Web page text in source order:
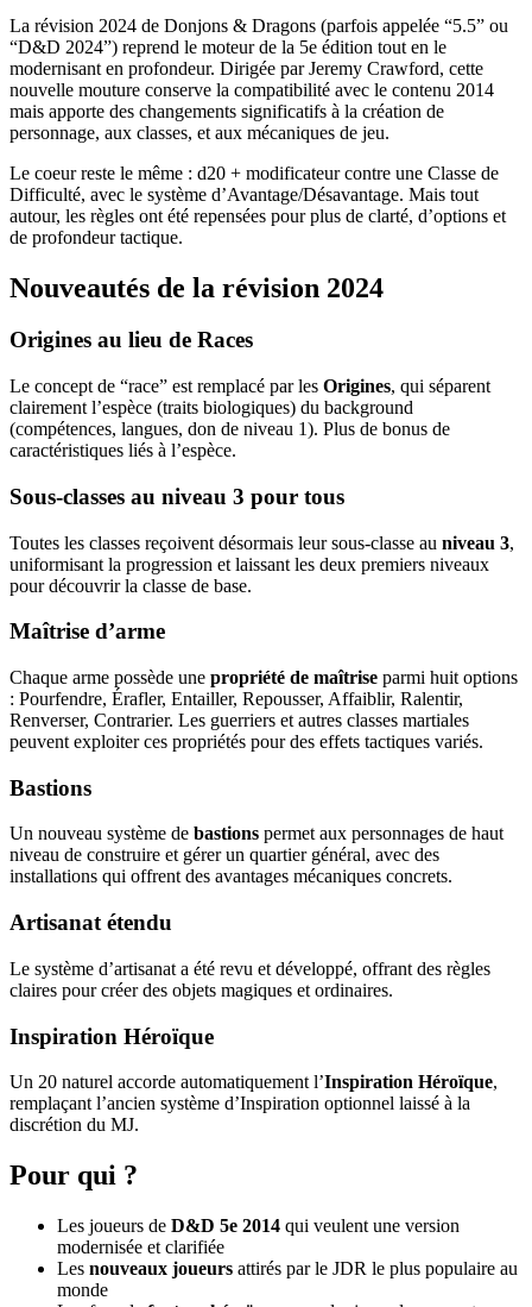
La révision 2024 de Donjons & Dragons (parfois appelée “5.5” ou
“D&D 2024”) reprend le moteur de la 5e édition tout en le
modernisant en profondeur. Dirigée par Jeremy Crawford, cette
nouvelle mouture conserve la compatibilité avec le contenu 2014
mais apporte des changements significatifs à la création de
personnage, aux classes, et aux mécaniques de jeu.
Le coeur reste le même : d20 + modificateur contre une Classe de
Difficulté, avec le système d’Avantage/Désavantage. Mais tout
autour, les règles ont été repensées pour plus de clarté, d’options et
de profondeur tactique.
Nouveautés de la révision 2024
Origines au lieu de Races
Le concept de “race” est remplacé par les Origines, qui séparent
clairement l’espèce (traits biologiques) du background
(compétences, langues, don de niveau 1). Plus de bonus de
caractéristiques liés à l’espèce.
Sous-classes au niveau 3 pour tous
Toutes les classes reçoivent désormais leur sous-classe au niveau 3,
uniformisant la progression et laissant les deux premiers niveaux
pour découvrir la classe de base.
Maîtrise d’arme
Chaque arme possède une propriété de maîtrise parmi huit options
: Pourfendre, Érafler, Entailler, Repousser, Affaiblir, Ralentir,
Renverser, Contrarier. Les guerriers et autres classes martiales
peuvent exploiter ces propriétés pour des effets tactiques variés.
Bastions
Un nouveau système de bastions permet aux personnages de haut
niveau de construire et gérer un quartier général, avec des
installations qui offrent des avantages mécaniques concrets.
Artisanat étendu
Le système d’artisanat a été revu et développé, offrant des règles
claires pour créer des objets magiques et ordinaires.
Inspiration Héroïque
Un 20 naturel accorde automatiquement l’Inspiration Héroïque,
remplaçant l’ancien système d’Inspiration optionnel laissé à la
discrétion du MJ.
Pour qui ?
Les joueurs de D&D 5e 2014 qui veulent une version
modernisée et clarifiée
Les nouveaux joueurs attirés par le JDR le plus populaire au
monde